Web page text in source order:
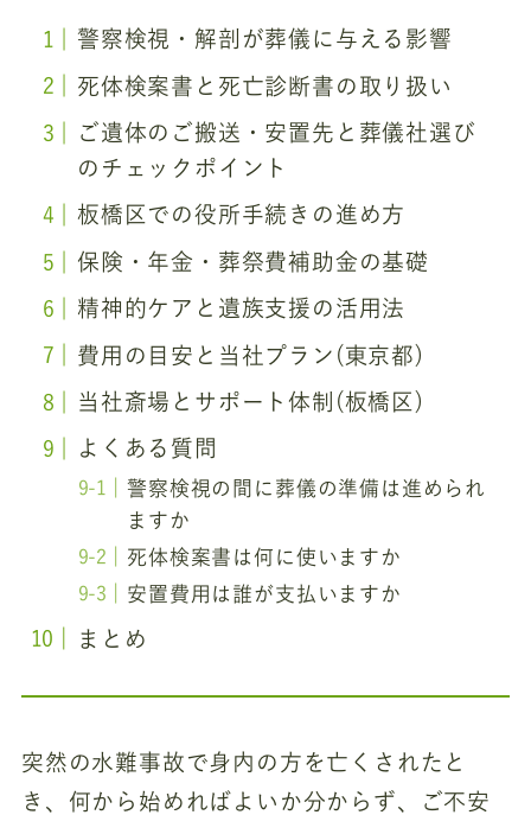
警察検視・解剖が葬儀に与える影響
死体検案書と死亡診断書の取り扱い
ご遺体のご搬送・安置先と葬儀社選び
のチェックポイント
板橋区での役所手続きの進め方
保険・年金・葬祭費補助金の基礎
精神的ケアと遺族支援の活用法
費用の目安と当社プラン(東京都)
当社斎場とサポート体制(板橋区)
よくある質問
警察検視の間に葬儀の準備は進められ
ますか
死体検案書は何に使いますか
安置費用は誰が支払いますか
まとめ
突然の水難事故で身内の方を亡くされたと
き、何から始めればよいか分からず、ご不安